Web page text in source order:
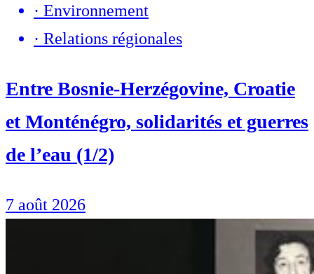
· Environnement
· Relations régionales
Entre Bosnie-Herzégovine, Croatie
et Monténégro, solidarités et guerres
de l’eau (1/2)
7 août 2026